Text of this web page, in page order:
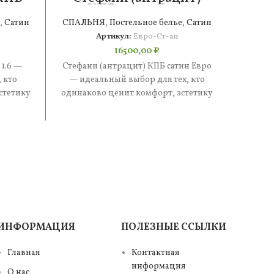
, Сатин
—
КПБ сатин Евро
СПАЛЬНЯ, Постельное белье, Сатин
Артикул: Евро-Ст-ан
16500,00₽
Стефани (антрацит) КПБ сатин Евро
— идеальный выбор для тех, кто
одинаково ценит комфорт, эстетику
Главная
ПОЛЕЗНЫЕ ССЫЛКИ
Контактная
информация